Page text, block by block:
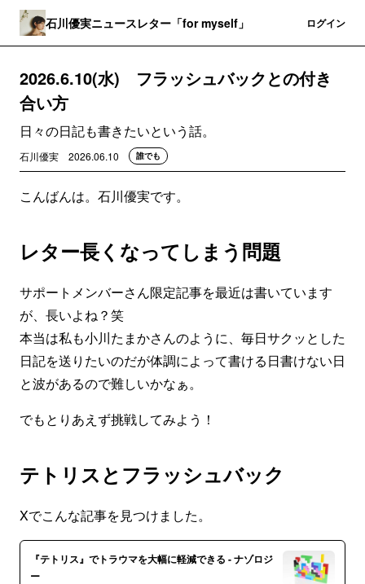
石川優実ニュースレター「for myself」 ログイン
2026.6.10(水) フラッシュバックとの付き
合い方
日々の日記も書きたいという話。
石川優実 2026.06.10 誰でも
こんばんは。石川優実です。
レター長くなってしまう問題
サポートメンバーさん限定記事を最近は書いています
が、長いよね？笑
本当は私も小川たまかさんのように、毎日サクッとした
日記を送りたいのだが体調によって書ける日書けない日
と波があるので難しいかなぁ。
でもとりあえず挑戦してみよう！
テトリスとフラッシュバック
Xでこんな記事を見つけました。
『テトリス』でトラウマを大幅に軽減できる - ナゾロジ
ー